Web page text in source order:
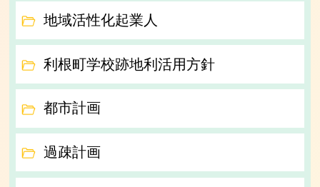
地域活性化起業人
利根町学校跡地利活用方針
都市計画
過疎計画